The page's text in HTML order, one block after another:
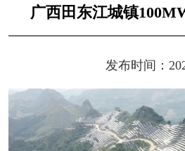
广西田东江城镇
发布时间：